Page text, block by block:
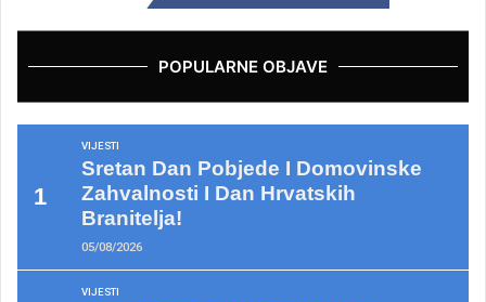
POPULARNE OBJAVE
VIJESTI
Sretan Dan Pobjede I Domovinske
Zahvalnosti I Dan Hrvatskih
Branitelja!
05/08/2026
VIJESTI